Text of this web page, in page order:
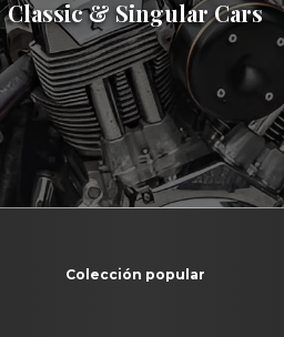
Classic & Singular Cars
Colección popular